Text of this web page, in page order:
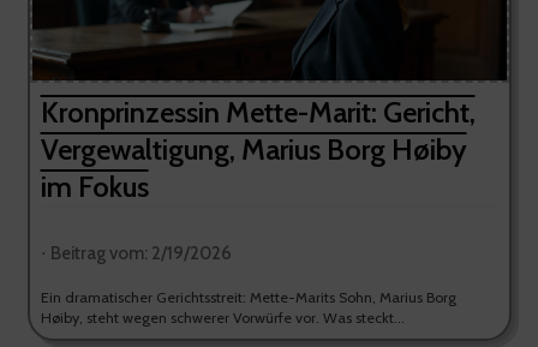
Kronprinzessin Mette-Marit: Gericht,
Vergewaltigung, Marius Borg Høiby
im Fokus
⋅ Beitrag vom: 2/19/2026
Ein dramatischer Gerichtsstreit: Mette-Marits Sohn, Marius Borg
Høiby, steht wegen schwerer Vorwürfe vor. Was steckt...